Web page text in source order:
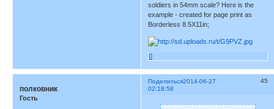
soldiers in 54mm scale? Here is the
example - created for page print as
Borderless 8.5X11in;
0
Поделиться 45
2014-06-27
02:18:58
полковник
Гость